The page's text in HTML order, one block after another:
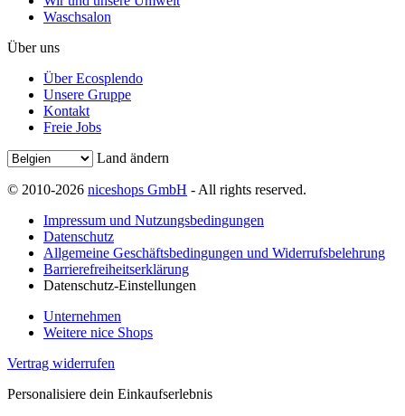
Waschsalon
Über uns
Über Ecosplendo
Unsere Gruppe
Kontakt
Freie Jobs
Land ändern
© 2010-2026 niceshops GmbH - All rights reserved.
Impressum und Nutzungsbedingungen
Datenschutz
Allgemeine Geschäftsbedingungen und Widerrufsbelehrung
Barrierefreiheitserklärung
Datenschutz-Einstellungen
Unternehmen
Weitere nice Shops
Vertrag widerrufen
Personalisiere dein Einkaufserlebnis